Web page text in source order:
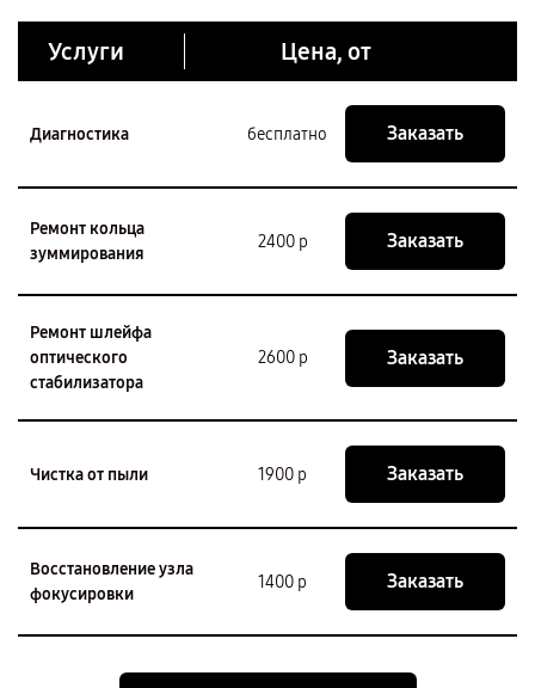
Услуги Цена, от
Диагностика бесплатно Заказать
Ремонт кольца
зуммирования
2400 р Заказать
Ремонт шлейфа
оптического
стабилизатора
2600 р Заказать
Чистка от пыли 1900 р Заказать
Восстановление узла
фокусировки
1400 р Заказать